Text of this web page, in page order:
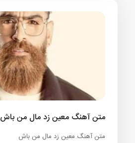
متن آهنگ معین زد مال من باش
متن آهنگ معین زد مال من باش